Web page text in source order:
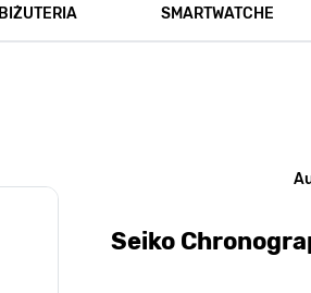
BIŻUTERIA
SMARTWATCHE
Seiko